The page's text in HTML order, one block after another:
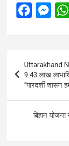
F
ce
o
o
k
M
se
g
er
navigation
Uttarakhand
9.43 लाख
“पारदर्शी शासन
बिहान